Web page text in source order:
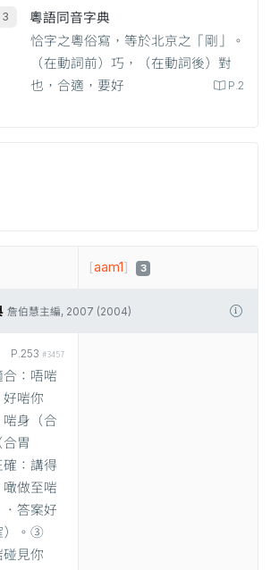
粵語同音字典
恰字之粵俗寫，等於北京之「剛」。
（在動詞前）巧，（在動詞後）對
也，合適，要好
P.2
[aam1] 3
詹伯慧主編, 2007 (2004)
P.253 #3457
：唔啱
啱你
啱身（合
胃
：講得
做至啱
．答案好
）。③
見你